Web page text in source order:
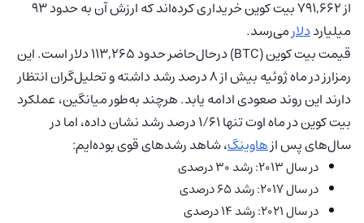
از 791,662 بیت کوین خریداری کرده‌اند که ارزش آن به حدود ۹۳
میلیارددلارمی‌رسد.
قیمت بیت کوین (BTC) درحال‌حاضر حدود 113,265 دلار است. این
رمزارز در ماه ژوئیه بیش از ۸ درصد رشد داشته و تحلیل‌گران انتظار
دارند این روند صعودی ادامه یابد. هرچند به‌طور میانگین، عملکرد
بیت کوین در ماه اوت تنها ۱/۶۱ درصد رشد نشان داده، اما در
سال‌های پس ازهاوینگ، شاهد رشدهای قوی بوده‌ایم:
در سال ۲۰۱۳: رشد ۳۰ درصدی
در سال ۲۰۱۷: رشد ۶۵ درصدی
در سال ۲۰۲۱: رشد ۱۴ درصدی